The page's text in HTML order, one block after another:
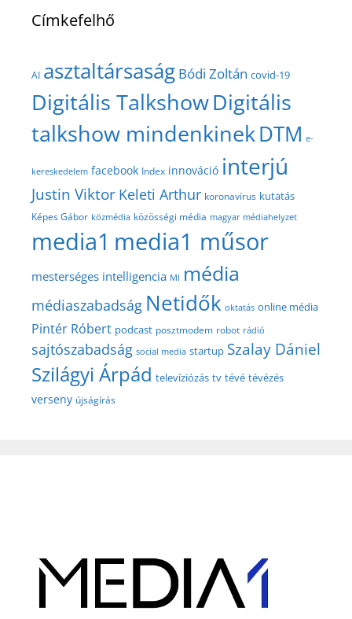
Címkefelhő
AI asztaltársaság Bódi Zoltán covid-19
Digitális TalkshowDigitális
talkshow mindenkinekDTM e-
kereskedelem facebook Index innováció interjú
Justin Viktor Keleti Arthur koronavírus kutatás
Képes Gábor közmédia közösségi média magyar médiahelyzet
media1 media1 műsor
mesterséges intelligencia MI média
médiaszabadság Netidők oktatás online média
Pintér Róbert podcast posztmodem robot rádió
sajtószabadság social media startup Szalay Dániel
Szilágyi Árpád televíziózás tv tévé tévézés
verseny újságírás